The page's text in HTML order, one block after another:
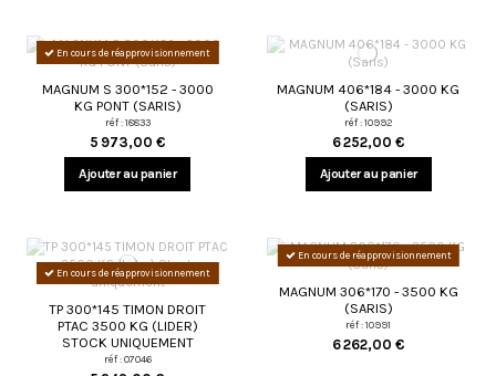
En cours de réapprovisionnement
MAGNUM S 300*152 - 3000
KG PONT (SARIS)
réf : 18833
5 973,00 €
Ajouter au panier
MAGNUM 406*184 - 3000 KG
(SARIS)
réf : 10992
6 252,00 €
Ajouter au panier
En cours de réapprovisionnement
TP 300*145 TIMON DROIT
PTAC 3500 KG (LIDER)
STOCK UNIQUEMENT
réf : 07046
En cours de réapprovisionnement
MAGNUM 306*170 - 3500 KG
(SARIS)
réf : 10991
6 262,00 €